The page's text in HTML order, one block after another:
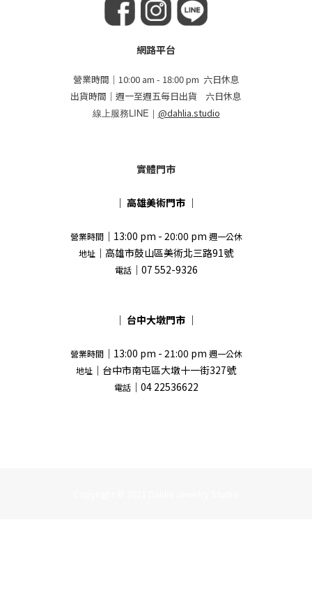
網路平台
營業時間｜10:00 am - 18:00 pm 六日休息
出貨時間｜週一至週五每日出貨 六日休息
線上服務LINE｜ @dahlia.studio
實體門市
｜ 高雄美術門市 ｜
營業時間｜13:00 pm - 20:00 pm 週一公休
地址 ｜高雄市鼓山區美術北三路91號
電話｜07 552-9326
｜ 台中大墩門市 ｜
營業時間｜13:00 pm - 21:00 pm 週一公休
地址 ｜台中市南屯區大墩十一街327號
電話｜04 22536622